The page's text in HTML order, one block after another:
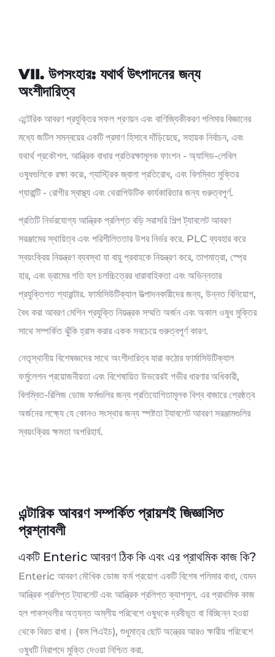
VII. উপসংহার: যথার্থ উৎপাদনের জন্য
অংশীদারিত্ব
এন্টেরিক আবরণ প্রযুক্তির সফল প্রণয়ন এবং বাণিজ্যিকীকরণ পলিমার বিজ্ঞানের
মধ্যে জটিল সমন্বয়ের একটি প্রমাণ হিসাবে দাঁড়িয়েছে, সহায়ক নির্বাচন, এবং
যথার্থ প্রকৌশল. আন্ত্রিক বাধার প্রতিরক্ষামূলক ফাংশন - অ্যাসিড-লেবিল
ওষুধগুলিকে রক্ষা করে৷, গ্যাস্ট্রিক জ্বালা প্রতিরোধ, এবং বিলম্বিত মুক্তির
গ্যারান্টি - রোগীর স্বাস্থ্য এবং থেরাপিউটিক কার্যকারিতার জন্য গুরুত্বপূর্ণ.
প্রতিটি নির্ভরযোগ্য আন্ত্রিক প্রলিপ্ত বড়ি সরাসরি শিল্প ট্যাবলেট আবরণ
সরঞ্জামের স্থায়িত্ব এবং পরিশীলিততার উপর নির্ভর করে. PLC ব্যবহার করে
স্বয়ংক্রিয় নিয়ন্ত্রণ ব্যবস্থা যা বায়ু প্রবাহকে নিয়ন্ত্রণ করে, তাপমাত্রা, স্প্রে
হার, এবং ড্রামের গতি হল চলচ্চিত্রের ধারাবাহিকতা এবং অভিন্নতার
প্রযুক্তিগত গ্যারান্টার. ফার্মাসিউটিক্যাল উত্পাদনকারীদের জন্য, উন্নত বিনিয়োগ,
বৈধ করা আবরণ মেশিন প্রযুক্তি নিয়ন্ত্রক সম্মতি অর্জন এবং অকাল ওষুধ মুক্তির
সাথে সম্পর্কিত ঝুঁকি হ্রাস করার একক সবচেয়ে গুরুত্বপূর্ণ কারণ.
নেতৃস্থানীয় বিশেষজ্ঞদের সাথে অংশীদারিত্ব যারা কঠোর ফার্মাসিউটিক্যাল
ফর্মুলেশন প্রয়োজনীয়তা এবং বিশেষায়িত উভয়েরই গভীর ধারণার অধিকারী,
বিলম্বিত-রিলিজ ডোজ ফর্মগুলির জন্য প্রতিযোগিতামূলক বিশ্ব বাজারে শ্রেষ্ঠত্ব
অর্জনের লক্ষ্যে যে কোনও সংস্থার জন্য স্পষ্টতা ট্যাবলেট আবরণ সরঞ্জামগুলির
স্বয়ংক্রিয় ক্ষমতা অপরিহার্য.
এন্টারিক আবরণ সম্পর্কিত প্রায়শই জিজ্ঞাসিত
প্রশ্নাবলী
একটি Enteric আবরণ ঠিক কি এবং এর প্রাথমিক কাজ কি?
Enteric আবরণ মৌখিক ডোজ ফর্ম প্রয়োগ একটি বিশেষ পলিমার বাধা, যেমন
আন্ত্রিক প্রলিপ্ত ট্যাবলেট এবং আন্ত্রিক প্রলিপ্ত ক্যাপসুল. এর প্রাথমিক কাজ
হল পাকস্থলীর অত্যন্ত অম্লীয় পরিবেশে ওষুধকে দ্রবীভূত বা বিচ্ছিন্ন হওয়া
থেকে বিরত রাখা। (কম পিএইচ), শুধুমাত্র ছোট অন্ত্রের আরও ক্ষারীয় পরিবেশে
ওষুধটি নিরাপদে মুক্তি দেওয়া নিশ্চিত করা.